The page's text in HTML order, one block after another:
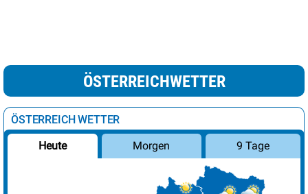
ÖSTERREICHWETTER
ÖSTERREICH WETTER
Heute Morgen 9 Tage